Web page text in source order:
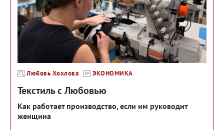
Любовь Хохлова ЭКОНОМИКА
Текстиль с Любовью
Как работает производство, если им руководит
женщина